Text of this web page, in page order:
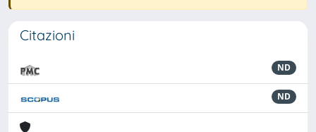
Citazioni
ND
ND